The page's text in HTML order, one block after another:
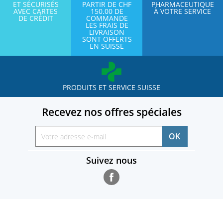
ET SÉCURISÉS
AVEC CARTES
DE CRÉDIT
PARTIR DE CHF
150.00 DE
COMMANDE
LES FRAIS DE
LIVRAISON
SONT OFFERTS
EN SUISSE
PHARMACEUTIQUE
À VOTRE SERVICE
PRODUITS ET SERVICE SUISSE
Recevez nos offres spéciales
Suivez nous